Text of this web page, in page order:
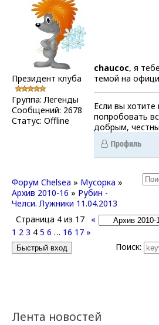
Лента новостей
Президент клуба
Группа: Легенды
Сообщений: 2678
Статус: Offline
chaucoc, я
темой на
Если вы хотите
попробовать
добрым,
Форум Chelsea » Мусорка »
Архив 2010-16 » Рубин -
Челси. Лужники 11.04.2013
Страница 4 из 17
«
1 2 3 4 5 6 … 16 17 »
Поиск: